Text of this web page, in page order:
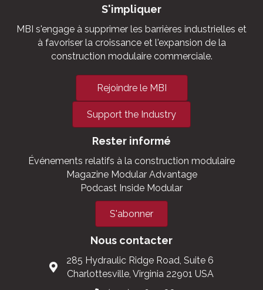
S'impliquer
MBI s'engage à supprimer les barrières industrielles et
à favoriser la croissance et l'expansion de la
construction modulaire commerciale.
Rejoindre le MBI
Support the Industry
Rester informé
Événements relatifs à la construction modulaire
Magazine Modular Advantage
Podcast Inside Modular
S'abonner
Nous contacter
285 Hydraulic Ridge Road, Suite 6
Charlottesville, Virginia 22901 USA